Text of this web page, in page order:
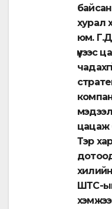
байсан
хурал
юм.
цацаж
Тэр
ШТС-ын